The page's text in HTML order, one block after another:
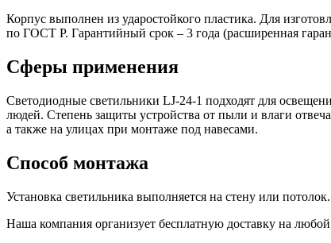
Корпус выполнен из ударостойкого пластика. Для
по ГОСТ Р. Гарантийный срок – 3 года (расширенная
Сферы применения
Светодиодные светильники LJ-24-1 подходят для
людей. Степень защиты устройства от пыли и влаги
а также на улицах при монтаже под навесами.
Способ монтажа
Установка светильника выполняется на стену или
Наша компания организует бесплатную доставку на любой